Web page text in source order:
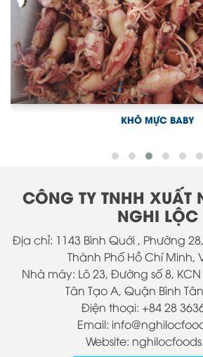
KHÔ MỰC BABY
CÔNG TY TNHH XUẤT
NGHI LỘC
Địa chỉ: 1143 Bình Quới , Phường
Thành Phố Hồ Chí Minh,
Nhà máy: Lô 23, Đường số 8,
Tân Tạo A, Quận Bình
Điện thoại: +84 28
Email:
Website: